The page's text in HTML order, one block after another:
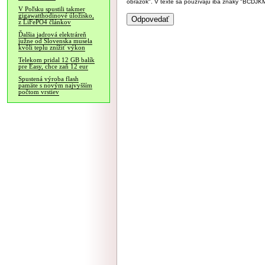
V Poľsku spustili takmer
gigawatthodinové úložisko,
z LiFePO4 článkov
Ďalšia jadrová elektráreň
južne od Slovenska musela
kvôli teplu znížiť výkon
Telekom pridal 12 GB balík
pre Easy, chce zaň 12 eur
Spustená výroba flash
pamäte s novým najvyšším
počtom vrstiev
obrázok". V texte sa používajú iba znaky